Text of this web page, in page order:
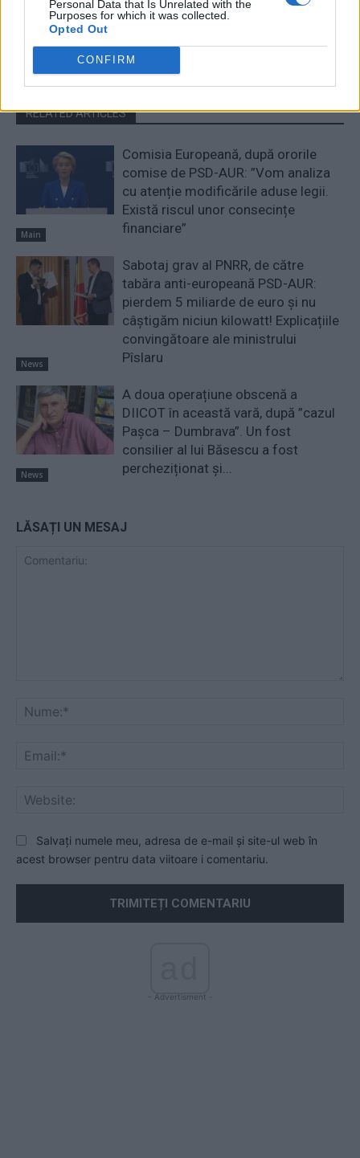
Personal Data that Is Unrelated with the
Purposes for which it was collected.
Opted Out
CONFIRM
RELATED ARTICLES
Main
Comisia Europeană, după ororile
comise de PSD-AUR: ”Vom analiza
cu atenție modificările aduse legii.
Există riscul unor consecințe
financiare”
News
Sabotaj grav al PNRR, de către
tabăra anti-europeană PSD-AUR:
pierdem 5 miliarde de euro și nu
câștigăm niciun kilowatt! Explicațiile
convingătoare ale ministrului
Pîslaru
News
A doua operațiune obscenă a
DIICOT în această vară, după ”cazul
Pașca – Dumbrava”. Un fost
consilier al lui Băsescu a fost
percheziționat și...
LĂSAȚI UN MESAJ
Salvați numele meu, adresa de e-mail și site-ul web în
acest browser pentru data viitoare i comentariu.
- Advertisment -